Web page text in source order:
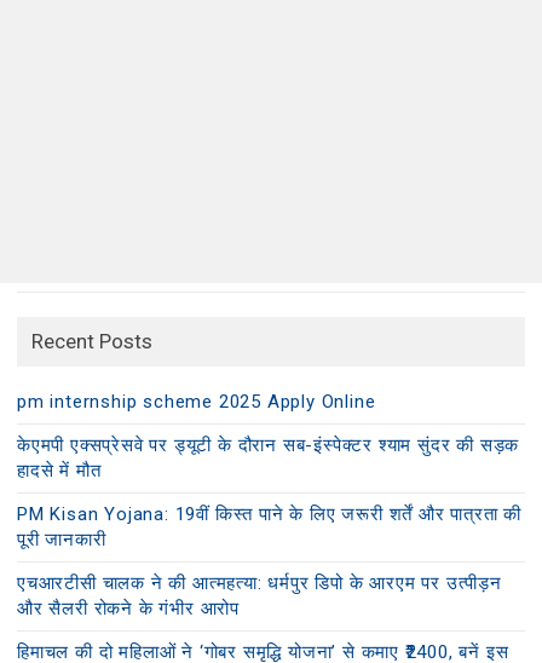
Recent Posts
pm internship scheme 2025 Apply Online
केएमपी एक्सप्रेसवे पर ड्यूटी के दौरान सब-इंस्पेक्टर श्याम सुंदर की सड़क
हादसे में मौत
PM Kisan Yojana: 19वीं किस्त पाने के लिए जरूरी शर्तें और पात्रता की
पूरी जानकारी
एचआरटीसी चालक ने की आत्महत्या: धर्मपुर डिपो के आरएम पर उत्पीड़न
और सैलरी रोकने के गंभीर आरोप
हिमाचल की दो महिलाओं ने ‘गोबर समृद्धि योजना’ से कमाए ₹2400, बनें इस